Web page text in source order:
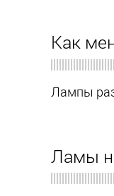
Как
Лампы
Ламы